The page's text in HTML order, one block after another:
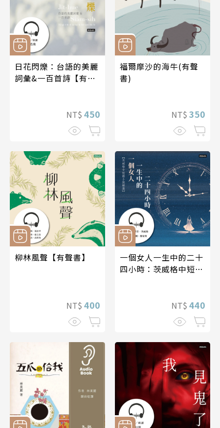
日花閃爍：台語的美麗
詞彙&一百首詩【有聲
NT$ 450
福爾摩沙的海牛(有聲
書)
NT$ 350
柳林風聲【有聲書】
NT$ 400
一個女人一生中的二十
四小時：茨威格中短篇
NT$ 440